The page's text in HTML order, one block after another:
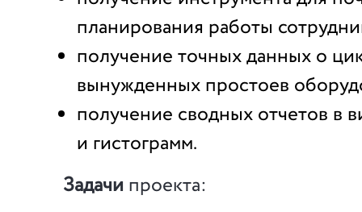
планирования работы
получение точных данных о
вынужденных простоев
получение сводных отчетов в
и гистограмм.
Задачи проекта: